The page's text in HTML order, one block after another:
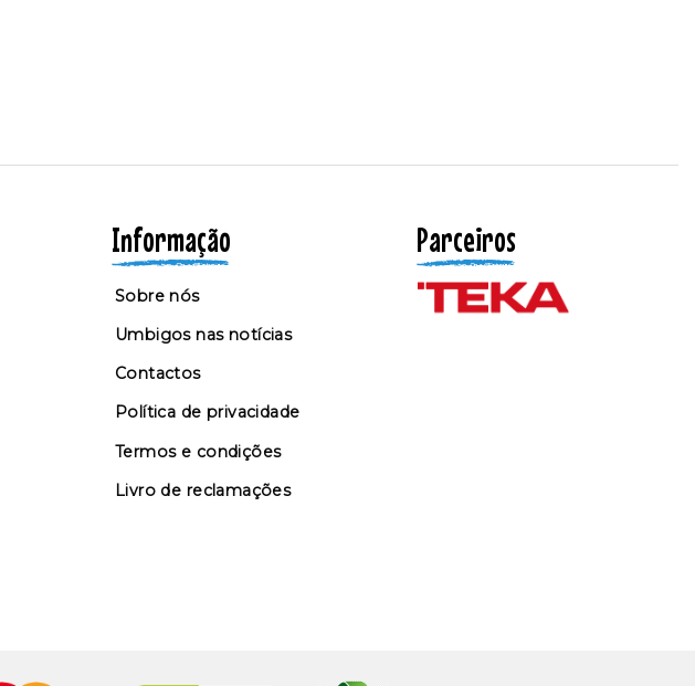
Informação
Sobre nós
Umbigos nas notícias
Contactos
Política de privacidade
Termos e condições
Livro de reclamações
Parceiros